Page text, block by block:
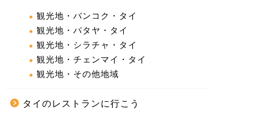
観光地・バンコク・タイ
観光地・パタヤ・タイ
観光地・シラチャ・タイ
観光地・チェンマイ・タイ
観光地・その他地域
タイのレストランに行こう